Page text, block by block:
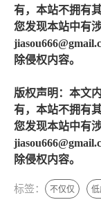
有，本站不拥有
您发现本站中有
除侵权内容。
版权声明：本文
有，本站不拥有
您发现本站中有
除侵权内容。
标签： 不仅仅